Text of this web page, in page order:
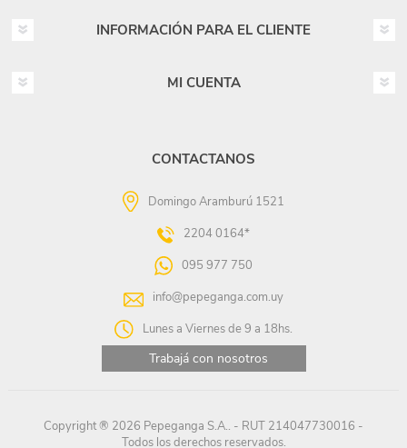
INFORMACIÓN PARA EL CLIENTE
MI CUENTA
CONTACTANOS
Domingo Aramburú 1521
2204 0164*
095 977 750
info@pepeganga.com.uy
Lunes a Viernes de 9 a 18hs.
Trabajá con nosotros
Copyright ® 2026 Pepeganga S.A.. - RUT 214047730016 -
Todos los derechos reservados.